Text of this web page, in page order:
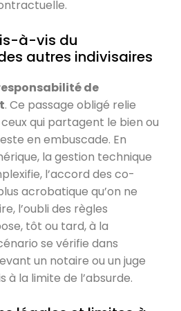
à-vis du
autres indivisaires
de
. Ce passage obligé relie
qui partagent le bien ou
en embuscade. En
la gestion technique
l’accord des co-
acrobatique qu’on ne
l’oubli des règles
tôt ou tard, à la
se vérifie dans
un notaire ou un juge
à la limite de l’absurde.